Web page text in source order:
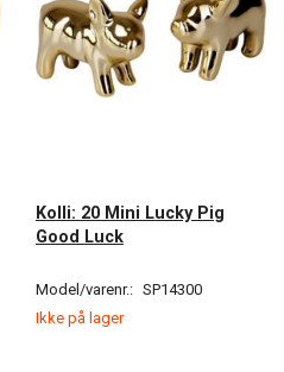
Kolli: 20 Mini Lucky Pig
Good Luck
Model/varenr.: SP14300
Ikke på lager